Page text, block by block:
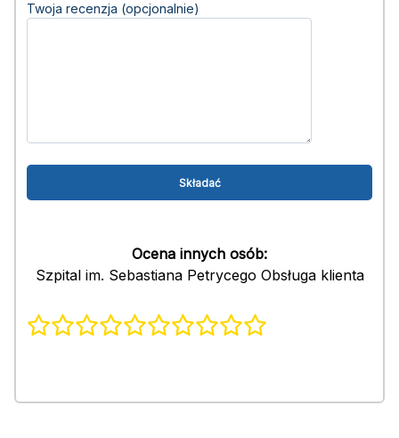
Twoja recenzja (opcjonalnie)
Ocena innych osób:
Szpital im. Sebastiana Petrycego Obsługa klienta